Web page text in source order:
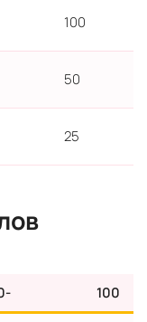
100
50
25
100